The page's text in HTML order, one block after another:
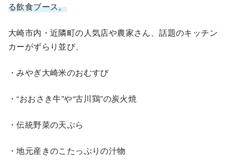
る飲食ブース。
大崎市内・近隣町の人気店や農家さん、話題のキッチン
カーがずらり並び、
・みやぎ大崎米のおむすび
・“おおさき牛”や“古川鶏”の炭火焼
・伝統野菜の天ぷら
・地元産きのこたっぷりの汁物